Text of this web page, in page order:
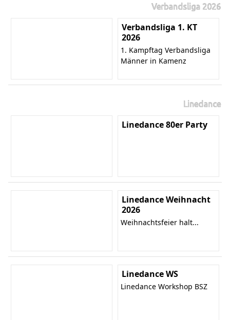
Verbandsliga 2026
Verbandsliga 1. KT
2026
1. Kampftag Verbandsliga
Männer in Kamenz
Linedance
Linedance 80er Party
Linedance Weihnacht
2026
Weihnachtsfeier halt...
Linedance WS
Linedance Workshop BSZ